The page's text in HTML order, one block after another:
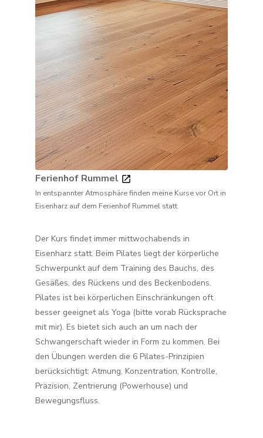
Ferienhof Rummel
In entspannter Atmosphäre finden meine Kurse vor Ort in
Eisenharz auf dem Ferienhof Rummel statt.
Der Kurs findet immer mittwochabends in
Eisenharz statt. Beim Pilates liegt der körperliche
Schwerpunkt auf dem Training des Bauchs, des
Gesäßes, des Rückens und des Beckenbodens.
Pilates ist bei körperlichen Einschränkungen oft
besser geeignet als Yoga (bitte vorab Rücksprache
mit mir). Es bietet sich auch an um nach der
Schwangerschaft wieder in Form zu kommen. Bei
den Übungen werden die 6 Pilates-Prinzipien
berücksichtigt: Atmung, Konzentration, Kontrolle,
Präzision, Zentrierung (Powerhouse) und
Bewegungsfluss.